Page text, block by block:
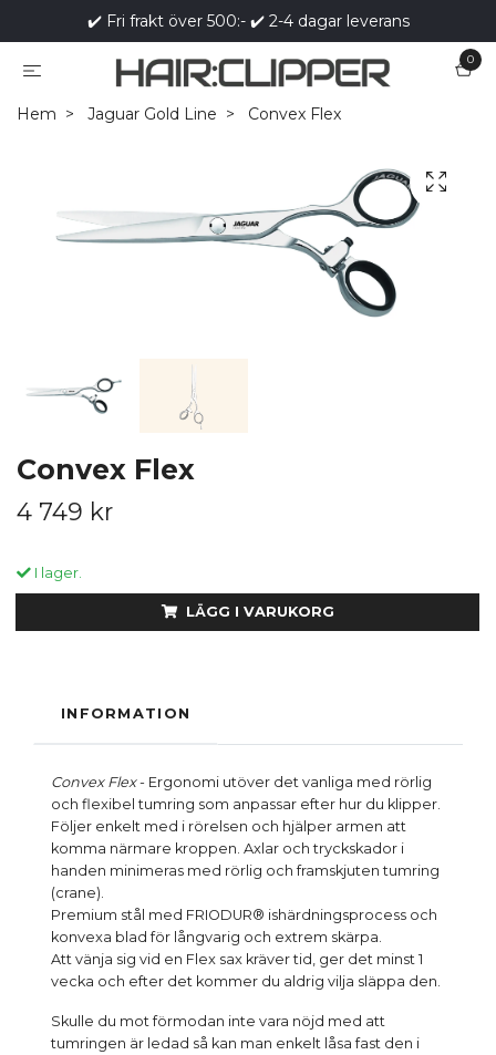
✔️ Fri frakt över 500:- ✔️ 2-4 dagar leverans
0
Hem Jaguar Gold Line Convex Flex
Convex Flex
4 749 kr
I lager.
LÄGG I VARUKORG
INFORMATION
Convex Flex- Ergonomi utöver det vanliga med rörlig
och flexibel tumring som anpassar efter hur du klipper.
Följer enkelt med i rörelsen och hjälper armen att
komma närmare kroppen. Axlar och tryckskador i
handen minimeras med rörlig och framskjuten tumring
(crane).
Premium stål med FRIODUR® ishärdningsprocess och
konvexa blad för långvarig och extrem skärpa.
Att vänja sig vid en Flex sax kräver tid, ger det minst 1
vecka och efter det kommer du aldrig vilja släppa den.
Skulle du mot förmodan inte vara nöjd med att
tumringen är ledad så kan man enkelt låsa fast den i